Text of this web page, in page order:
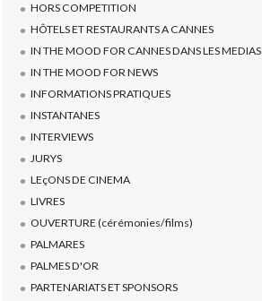
HORS COMPETITION
HÔTELS ET RESTAURANTS A CANNES
IN THE MOOD FOR CANNES DANS LES MEDIAS
IN THE MOOD FOR NEWS
INFORMATIONS PRATIQUES
INSTANTANES
INTERVIEWS
JURYS
LEçONS DE CINEMA
LIVRES
OUVERTURE (cérémonies/films)
PALMARES
PALMES D'OR
PARTENARIATS ET SPONSORS